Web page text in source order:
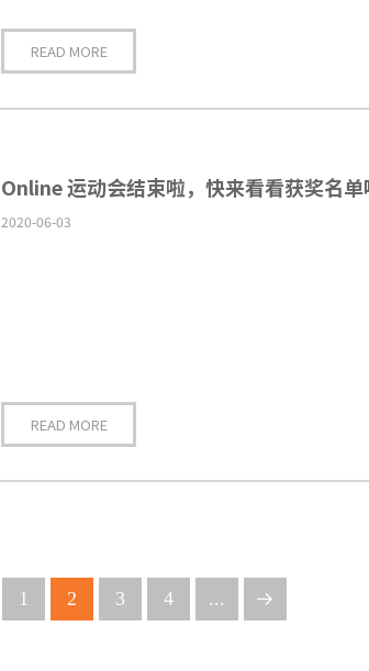
READ MORE
Online 运动会结束啦，快来看看获奖名
2020-06-03
READ MORE
1 2 3 4 ...